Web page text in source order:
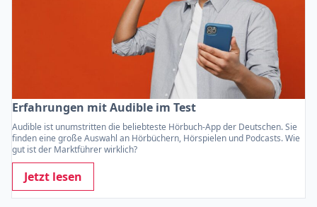
Erfahrungen mit Audible im Test
Audible ist unumstritten die beliebteste Hörbuch-App der Deutschen. Sie
finden eine große Auswahl an Hörbüchern, Hörspielen und Podcasts. Wie
gut ist der Marktführer wirklich?
Jetzt lesen